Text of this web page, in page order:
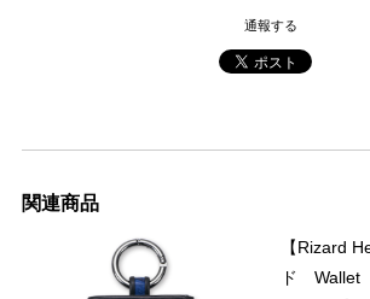
通報する
関連商品
【Rizard
ド Wallet